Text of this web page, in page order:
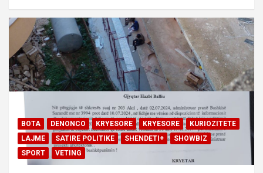
BOTA DENONCO KRYESORE KRYESORE
KURIOZITETE
LAJME
SATIRE POLITIKE SHENDETI+
SHOWBIZ
SPORT
VETING